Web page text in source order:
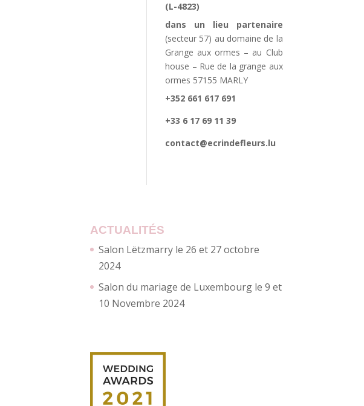
(L-4823)
dans un lieu partenaire
(secteur 57) au domaine de la
Grange aux ormes – au Club
house – Rue de la grange aux
ormes 57155 MARLY
+352 661 617 691
+33 6 17 69 11 39
contact@ecrindefleurs.lu
ACTUALITÉS
Salon Lëtzmarry le 26 et 27 octobre
2024
Salon du mariage de Luxembourg le 9 et
10 Novembre 2024